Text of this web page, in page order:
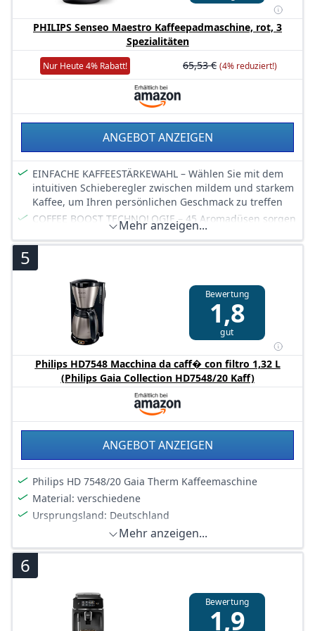
PHILIPS Senseo Maestro Kaffeepadmaschine, rot, 3
Spezialitäten
Nur Heute 4% Rabatt! 65,53 € (4% reduziert!)
ANGEBOT ANZEIGEN
EINFACHE KAFFEESTÄRKEWAHL – Wählen Sie mit dem
intuitiven Schieberegler zwischen mildem und starkem
Kaffee, um Ihren persönlichen Geschmack zu treffen
COFFEE BOOST TECHNOLOGIE – 45 Aromadüsen sorgen
für eine gleichmäßige Verteilung des heißen Wassers
über das Kaffeepad und garantieren den besten
NACHHALTIGES DESIGN – Hergestellt aus 28 %
recyceltem Kunststoff und mit einem um 45 %
niedrigeren Energieverbrauch für einen
umweltfreundlicheren Kaffeegenuss
ZWEI-TASSEN-FUNKTION – Bereiten Sie gleichzeitig
perfekt für den gemeinsamen Kaffeegenuss
LANGE HALTBARKEIT – Mehr als 10.000 Testläufe
gewährleisten eine hohe Qualität und Langlebigkeit
Ihrer Kaffeepadmaschine für beständigen
Kaffeegenuss
Mehr anzeigen...
5
Bewertung
1,8
gut
Philips HD7548 Macchina da caff� con filtro 1,32 L
(Philips Gaia Collection HD7548/20 Kaff)
ANGEBOT ANZEIGEN
Philips HD 7548/20 Gaia Therm Kaffeemaschine
Material: verschiedene
Ursprungsland: Deutschland
Mehr anzeigen...
6
Bewertung
1,9